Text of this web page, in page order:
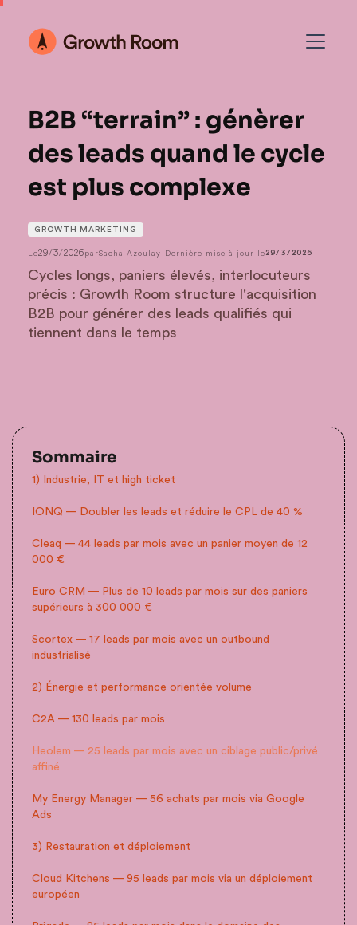
B2B “terrain” : génèrer
des leads quand le cycle
est plus complexe
GROWTH MARKETING
Le29/3/2026parSacha Azoulay- Dernière mise à jour le 29/3/2026
Cycles longs, paniers élevés, interlocuteurs
précis : Growth Room structure l'acquisition
B2B pour générer des leads qualifiés qui
tiennent dans le temps
Sommaire
1) Industrie, IT et high ticket
IONQ — Doubler les leads et réduire le CPL de 40 %
Cleaq — 44 leads par mois avec un panier moyen de 12
000 €
Euro CRM — Plus de 10 leads par mois sur des paniers
supérieurs à 300 000 €
Scortex — 17 leads par mois avec un outbound
industrialisé
2) Énergie et performance orientée volume
C2A — 130 leads par mois
Heolem — 25 leads par mois avec un ciblage public/privé
affiné
My Energy Manager — 56 achats par mois via Google
Ads
3) Restauration et déploiement
Cloud Kitchens — 95 leads par mois via un déploiement
européen